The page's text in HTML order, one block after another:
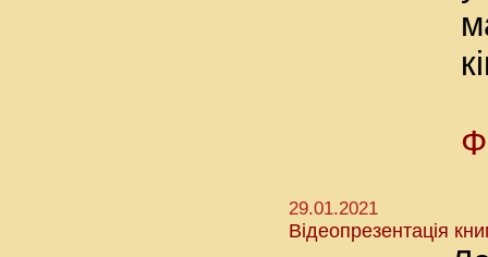
29.01.2021
Відеопрезентація